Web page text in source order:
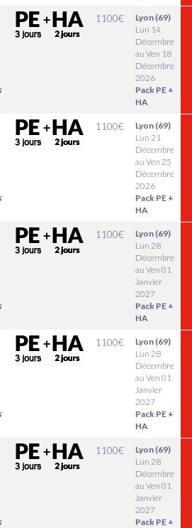
1100€
Lyon (69)
Lun 14
Décembre
au Ven 18
Décembre
2026
Pack PE +
HA
1100€
Lyon (69)
Lun 21
Décembre
au Ven 25
Décembre
2026
Pack PE +
HA
1100€
Lyon (69)
Lun 28
Décembre
au Ven 01
Janvier
2027
Pack PE +
HA
1100€
Lyon (69)
Lun 28
Décembre
au Ven 01
Janvier
2027
Pack PE +
HA
1100€
Lyon (69)
Lun 28
Décembre
au Ven 01
Janvier
2027
Pack PE +